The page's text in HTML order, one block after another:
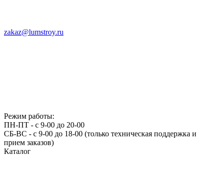
zakaz@lumstroy.ru
Режим работы:
ПН-ПТ - с 9-00 до 20-00
СБ-ВС - с 9-00 до 18-00 (только техническая поддержка и
прием заказов)
Каталог